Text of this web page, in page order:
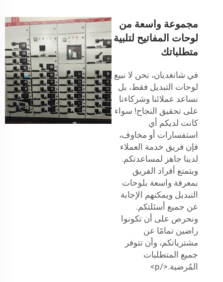
مجموعة واسعة من
لوحات المفاتيح لتلبية
متطلباتك
في شانغديان، نحن لا نبيع
لوحات التبديل فقط، بل
نساعد عملائنا وشركاءنا
على تحقيق النجاح! سواء
كانت لديكم أي
استفسارات أو مخاوف،
فإن فريق خدمة العملاء
لدينا جاهز لمساعدتكم.
ويتمتع أفراد الفريق
بمعرفة واسعة بلوحات
التبديل ويمكنهم الإجابة
عن جميع أسئلتكم.
ونحرص على أن تكونوا
راضين تمامًا عن
مشترياتكم، وأن تتوفر
جميع المتطلبات
المُرضية.</p>